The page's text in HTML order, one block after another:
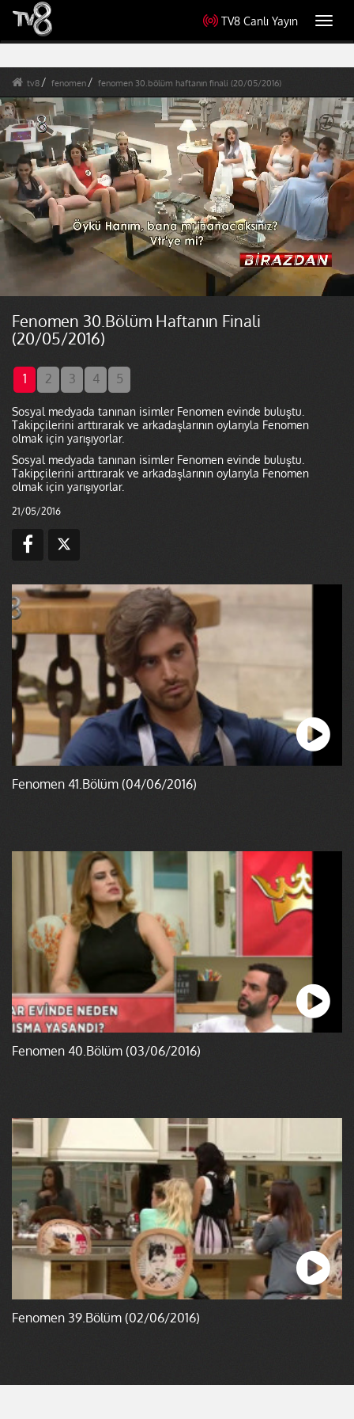
TV8 Canlı Yayın
tv8 fenomen fenomen 30.bölüm haftanın finali (20/05/2016)
Fenomen 30.Bölüm Haftanın Finali
(20/05/2016)
1 2 3 4 5
Sosyal medyada tanınan isimler Fenomen evinde buluştu.
Takipçilerini arttırarak ve arkadaşlarının oylarıyla Fenomen
olmak için yarışıyorlar.
Sosyal medyada tanınan isimler Fenomen evinde buluştu.
Takipçilerini arttırarak ve arkadaşlarının oylarıyla Fenomen
olmak için yarışıyorlar.
21/05/2016
Fenomen 41.Bölüm (04/06/2016)
Fenomen 40.Bölüm (03/06/2016)
Fenomen 39.Bölüm (02/06/2016)